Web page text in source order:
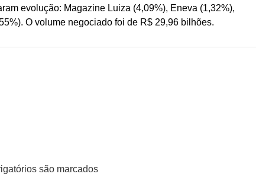
evolução: Magazine Luiza (4,09%), Eneva (1,32%),
O volume negociado foi de R$ 29,96 bilhões.
são marcados